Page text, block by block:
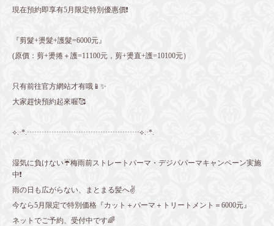
現在預約即享有5月限定特別優惠價❗️
『剪髮+燙髮+護髮=6000元』
(原價：剪+燙捲＋護=11100元，剪+燙直+護=10100元）
只有前往官方網站才有哦📱✨
大家趕快預約起來喔🥰
⟡.·*.··············································⟡.·*.
湿気に負けない☔️梅雨前ストレートパーマ・デジパパーマキャンペーン実施
中❗️
雨の日も広がらない、まとまる髪へ✌️
今なら5月限定で特別価格『カット＋パーマ＋トリートメント＝6000元』
ネットでご予約、受付中です🌈